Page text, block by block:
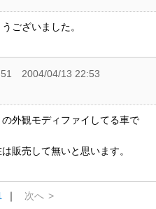
ございました。
2004/04/13 22:53
外観モディファイしてる車で
販売して無いと思います。
｜ 次へ >